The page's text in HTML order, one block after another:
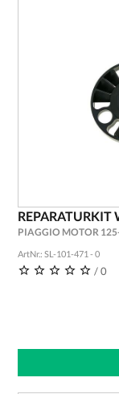
REPARATURKIT
PIAGGIO MOTOR
ArtNr.: SL-101-471 - 0
/ 0